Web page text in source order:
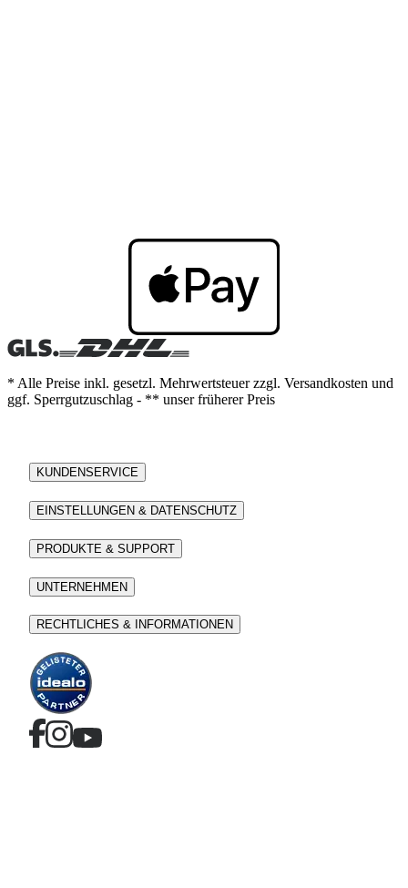
* Alle Preise inkl. gesetzl. Mehrwertsteuer zzgl. Versandkosten und
ggf. Sperrgutzuschlag - ** unser früherer Preis
KUNDENSERVICE
EINSTELLUNGEN & DATENSCHUTZ
PRODUKTE & SUPPORT
UNTERNEHMEN
RECHTLICHES & INFORMATIONEN